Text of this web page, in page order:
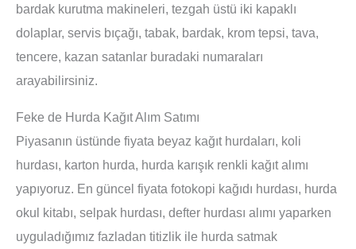
bardak kurutma makineleri, tezgah üstü iki kapaklı
dolaplar, servis bıçağı, tabak, bardak, krom tepsi, tava,
tencere, kazan satanlar buradaki numaraları
arayabilirsiniz.
Feke de Hurda Kağıt Alım Satımı
Piyasanın üstünde fiyata beyaz kağıt hurdaları, koli
hurdası, karton hurda, hurda karışık renkli kağıt alımı
yapıyoruz. En güncel fiyata fotokopi kağıdı hurdası, hurda
okul kitabı, selpak hurdası, defter hurdası alımı yaparken
uyguladığımız fazladan titizlik ile hurda satmak